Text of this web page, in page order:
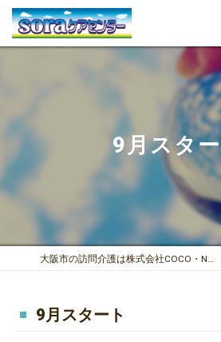
9月スタ
大阪市の訪問介護は株式会社COCO・NICE
9月スタート